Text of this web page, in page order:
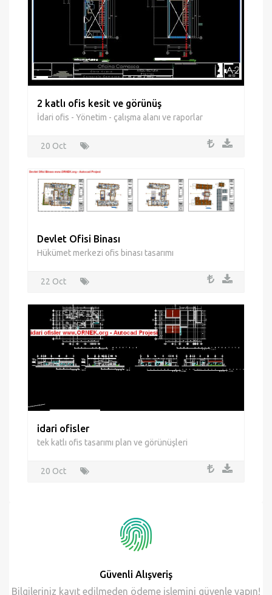
İdari ofis - Yönetim - çalışma alanı ve raporlar
20 Oct
Hükümet merkezi ofis binası tasarımı
22 Oct
tek katlı ofis tasarımı plan ve görünüşleri